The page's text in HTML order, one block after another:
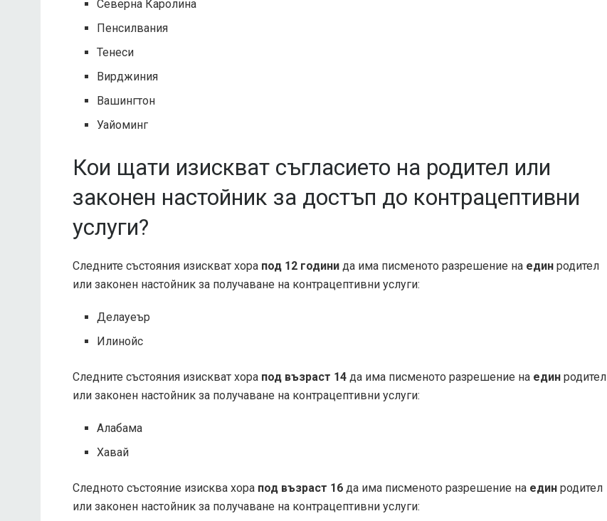
Северна Каролина
Пенсилвания
Тенеси
Вирджиния
Вашингтон
Уайоминг
Кои щати изискват съгласието на родител или
законен настойник за достъп до контрацептивни
услуги?
Следните състояния изискват хора под 12 години да има писменото разрешение на един родител
или законен настойник за получаване на контрацептивни услуги:
Делауеър
Илинойс
Следните състояния изискват хора под възраст 14 да има писменото разрешение на един родител
или законен настойник за получаване на контрацептивни услуги:
Алабама
Хавай
Следното състояние изисква хора под възраст 16 да има писменото разрешение на един родител
или законен настойник за получаване на контрацептивни услуги: